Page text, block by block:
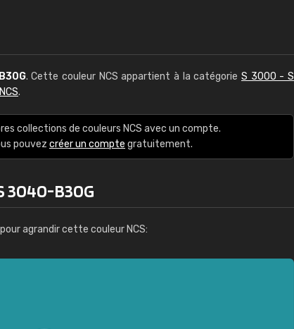
. Cette couleur NCS appartient à la catégorieS 3000 - S
NCS.
collections de couleurs NCS avec un compte.
pouvez créer un compte gratuitement.
3040-B30G
agrandir cette couleur NCS: